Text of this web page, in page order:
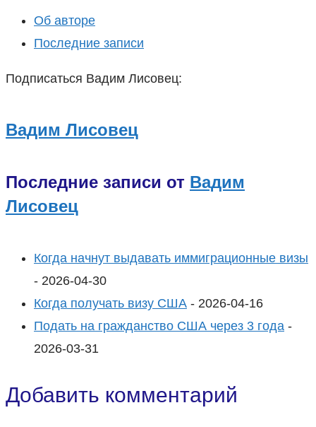
Об авторе
Последние записи
Подписаться Вадим Лисовец:
Вадим Лисовец
Последние записи от Вадим
Лисовец
Когда начнут выдавать иммиграционные визы
- 2026-04-30
Когда получать визу США - 2026-04-16
Подать на гражданство США через 3 года -
2026-03-31
Добавить комментарий